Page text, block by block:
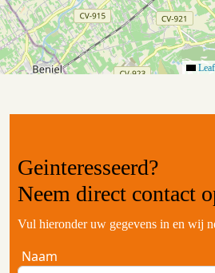
Geinteresseerd?
Neem direct contact
Vul hieronder uw gegevens in en wij
Naam